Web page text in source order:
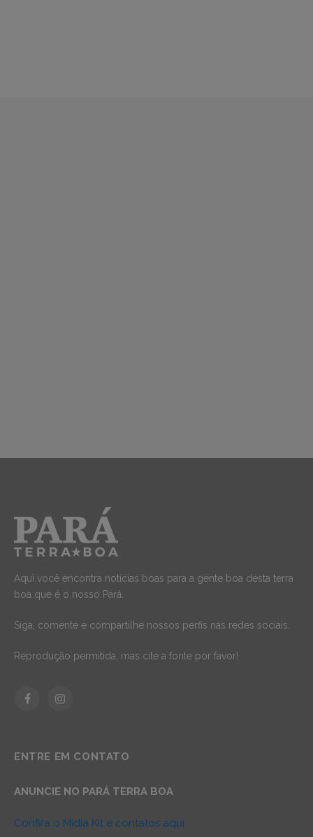
Aqui você encontra notícias boas para a gente boa desta terra
boa que é o nosso Pará.
Siga, comente e compartilhe nossos perfis nas redes sociais.
Reprodução permitida, mas cite a fonte por favor!
FacebookInstagram
ENTRE EM CONTATO
ANUNCIE NO PARÁ TERRA BOA
Confira o Mídia Kit e contatos aqui